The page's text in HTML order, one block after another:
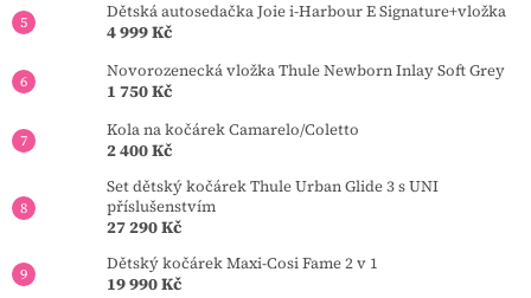
Dětská autosedačka Joie i-Harbour E Signature+vložka
4 999 Kč
Novorozenecká vložka Thule Newborn Inlay Soft Grey
1 750 Kč
Kola na kočárek Camarelo/Coletto
2 400 Kč
Set dětský kočárek Thule Urban Glide 3 s UNI
příslušenstvím
27 290 Kč
Dětský kočárek Maxi-Cosi Fame 2 v 1
19 990 Kč